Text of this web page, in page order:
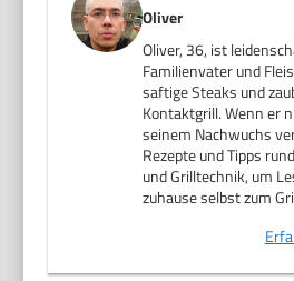
Oliver
Oliver, 36, ist
Familienvater und
saftige Steaks und
Kontaktgrill. Wenn er
seinem Nachwuchs
Rezepte und Tipps
und Grilltechnik, um
zuhause selbst zum